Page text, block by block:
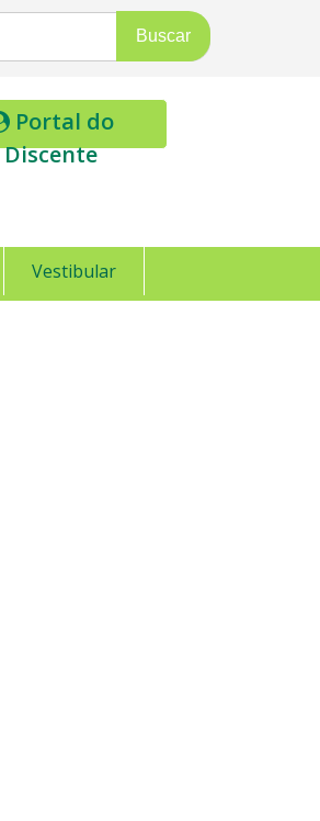
Portal do
Discente
Vestibular